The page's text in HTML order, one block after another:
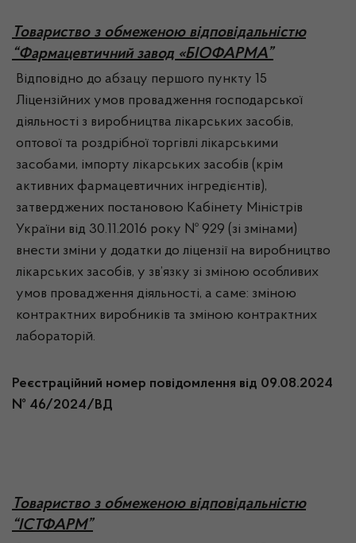
Товариство з обмеженою відповідальністю
“Фармацевтичний завод «БІОФАРМА”
Відповідно до абзацу першого пункту 15
Ліцензійних умов провадження господарської
діяльності з виробництва лікарських засобів,
оптової та роздрібної торгівлі лікарськими
засобами, імпорту лікарських засобів (крім
активних фармацевтичних інгредієнтів),
затверджених постановою Кабінету Міністрів
України від 30.11.2016 року № 929 (зі змінами)
внести зміни у додатки до ліцензії на виробництво
лікарських засобів, у зв’язку зі зміною особливих
умов провадження діяльності, а саме: зміною
контрактних виробників та зміною контрактних
лабораторій.
Реєстраційний номер повідомлення від 09.08.2024
№ 46/2024/ВД
Товариство з обмеженою відповідальністю
“ІСТФАРМ”